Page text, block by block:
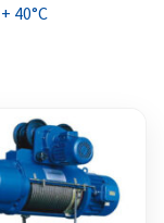
40°C